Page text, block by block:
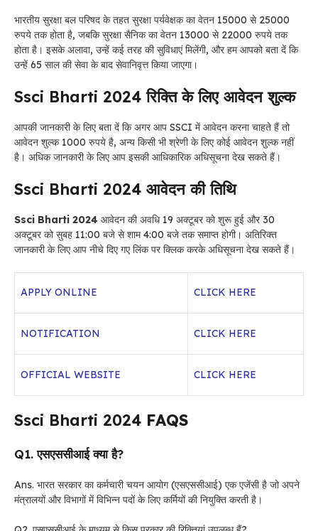
भारतीय सुरक्षा बल परिषद के तहत सुरक्षा पर्यवेक्षक का वेतन 15000 से 25000
रुपये तक होता है, जबकि सुरक्षा सैनिक का वेतन 13000 से 22000 रुपये तक
होता है। इसके अलावा, उन्हें कई तरह की सुविधाएं मिलेंगी, और हम आपको बता दें कि
उन्हें 65 साल की सेवा के बाद सेवानिवृत्त किया जाएगा।
Ssci Bharti 2024 रिक्ति के लिए आवेदन शुल्क
आपकी जानकारी के लिए बता दें कि अगर आप SSCI में आवेदन करना चाहते हैं तो
आवेदन शुल्क 1000 रुपये है, अन्य किसी भी श्रेणी के लिए कोई आवेदन शुल्क नहीं
है। अधिक जानकारी के लिए आप इसकी आधिकारिक अधिसूचना देख सकते हैं।
Ssci Bharti 2024 आवेदन की तिथि
Ssci Bharti 2024 आवेदन की अवधि 19 अक्टूबरको शुरू हुई और 30
अक्टूबरको सुबह 11:00 बजे से शाम 4:00 बजे तक समाप्त होगी। अतिरिक्त
जानकारी के लिए आप नीचे दिए गए लिंक पर क्लिक करके अधिसूचना देख सकते हैं।
APPLY ONLINE CLICK HERE
NOTIFICATION CLICK HERE
OFFICIAL WEBSITE CLICK HERE
Ssci Bharti 2024 FAQS
Q1. एसएससीआई क्या है?
Ans. भारत सरकार का कर्मचारी चयन आयोग (एसएससीआई) एक एजेंसी है जो अपने
मंत्रालयों और विभागों में विभिन्न पदों के लिए कर्मियों की नियुक्ति करती है।